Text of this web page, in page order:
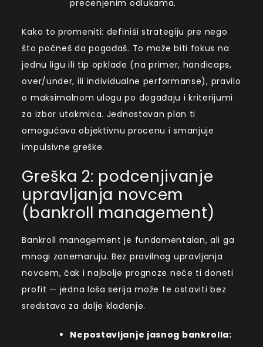
precenjenim odlukama.
Kako to promeniti: definiši strategiju pre nego
što počneš da pogađaš. To može biti fokus na
jednu ligu ili tip opklade (na primer, handicaps,
over/under, ili individualne performanse), pravilo
o maksimalnom ulogu po događaju i kriterijumi
za izbor utakmica. Jednostavan plan ti
omogućava objektivnu procenu i smanjuje
impulsivne greške.
Greška 2: podcenjivanje
upravljanja novcem
(bankroll management)
Bankroll management je fundamentalan, ali ga
mnogi zanemaruju. Bez pravilnog upravljanja
novcem, čak i najbolje prognoze neće ti doneti
profit — jedna loša serija može te ostaviti bez
sredstava za dalje klađenje.
Nepostavljanje jasnog bankrolla: